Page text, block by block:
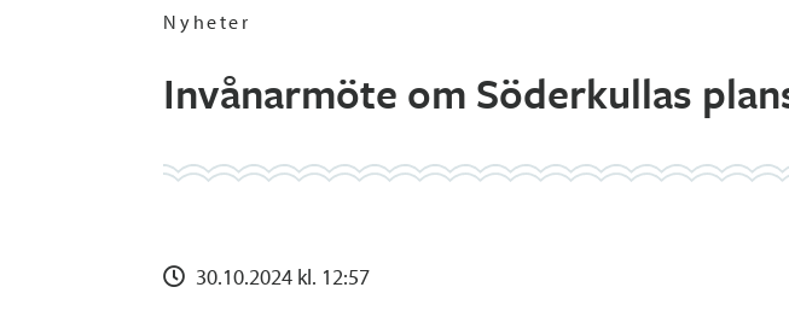
Nyheter
Invånarmöte om Söderkullas
30.10.2024 kl. 12:57